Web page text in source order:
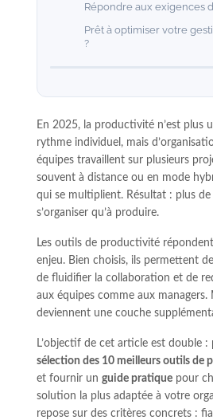
Répondre aux exigences
Prêt à optimiser votre
?
En 2025, la productivité n’est plus
rythme individuel, mais
équipes travaillent sur plusieurs
souvent à distance ou en mode
qui se multiplient. Résultat : plus de
s’organiser qu’à produire.
Les outils de productivité
enjeu. Bien choisis, ils permettent
de fluidifier la collaboration et de
aux équipes comme aux managers.
deviennent une couche
L’objectif de cet article est double :
sélection des 10 meilleurs outils de
et fournir un guide pratique pour
solution la plus adaptée à votre
repose sur des critères concrets :